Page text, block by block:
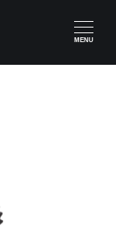
MENU